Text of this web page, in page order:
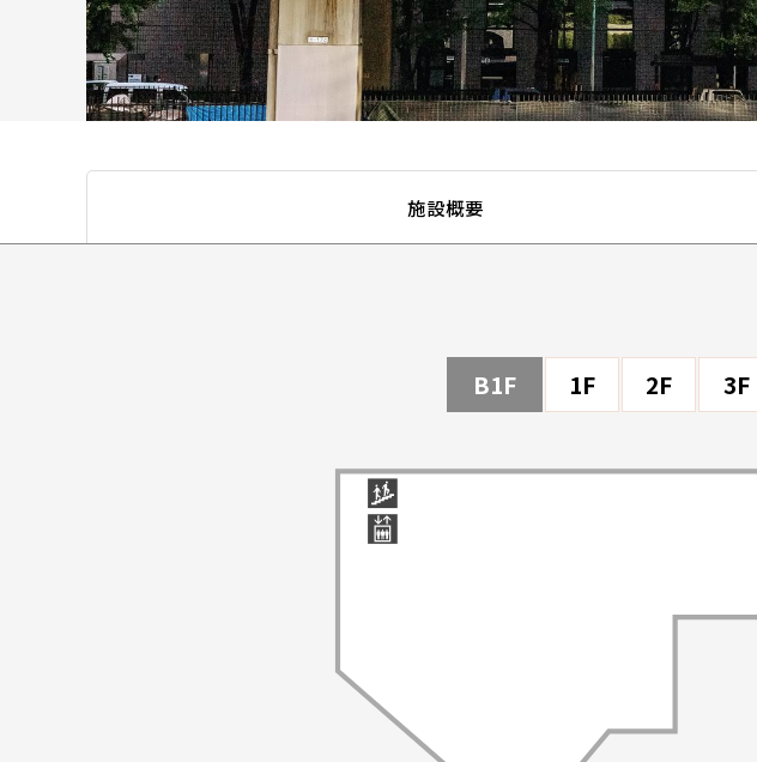
施設概要
B1F 1F 2F 3F